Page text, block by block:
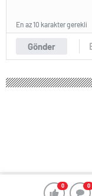
0 0
Gönder
En az 10 karakter gerekli